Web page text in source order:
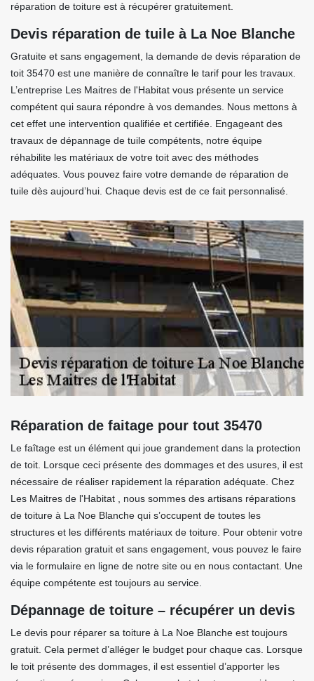
réparation de toiture est à récupérer gratuitement.
Devis réparation de tuile à La Noe Blanche
Gratuite et sans engagement, la demande de devis réparation de
toit 35470 est une manière de connaître le tarif pour les travaux.
L’entreprise Les Maitres de l'Habitat vous présente un service
compétent qui saura répondre à vos demandes. Nous mettons à
cet effet une intervention qualifiée et certifiée. Engageant des
travaux de dépannage de tuile compétents, notre équipe
réhabilite les matériaux de votre toit avec des méthodes
adéquates. Vous pouvez faire votre demande de réparation de
tuile dès aujourd’hui. Chaque devis est de ce fait personnalisé.
Réparation de faitage pour tout 35470
Le faîtage est un élément qui joue grandement dans la protection
de toit. Lorsque ceci présente des dommages et des usures, il est
nécessaire de réaliser rapidement la réparation adéquate. Chez
Les Maitres de l'Habitat , nous sommes des artisans réparations
de toiture à La Noe Blanche qui s’occupent de toutes les
structures et les différents matériaux de toiture. Pour obtenir votre
devis réparation gratuit et sans engagement, vous pouvez le faire
via le formulaire en ligne de notre site ou en nous contactant. Une
équipe compétente est toujours au service.
Dépannage de toiture – récupérer un devis
Le devis pour réparer sa toiture à La Noe Blanche est toujours
gratuit. Cela permet d’alléger le budget pour chaque cas. Lorsque
le toit présente des dommages, il est essentiel d’apporter les